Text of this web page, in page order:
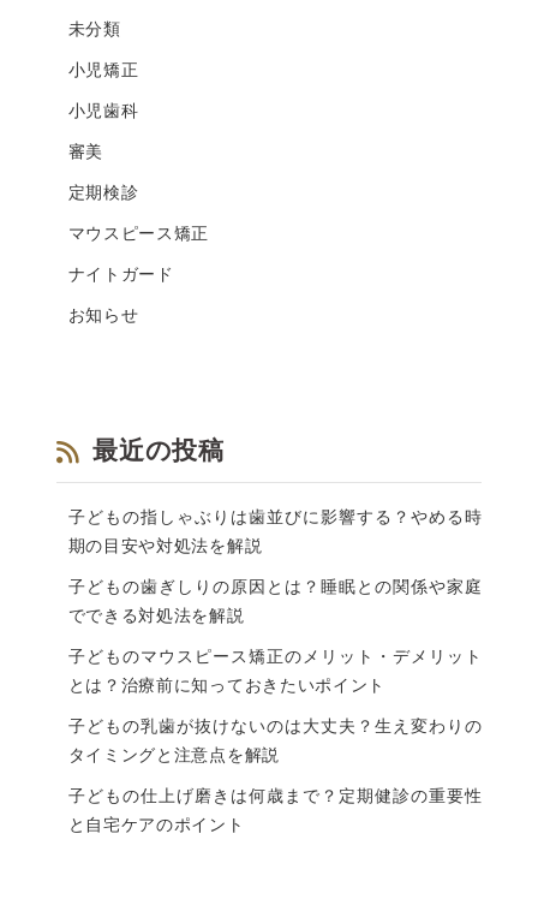
未分類
小児矯正
小児歯科
審美
定期検診
マウスピース矯正
ナイトガード
お知らせ
最近の投稿
子どもの指しゃぶりは歯並びに影響する？やめる時
期の目安や対処法を解説
子どもの歯ぎしりの原因とは？睡眠との関係や家庭
でできる対処法を解説
子どものマウスピース矯正のメリット・デメリット
とは？治療前に知っておきたいポイント
子どもの乳歯が抜けないのは大丈夫？生え変わりの
タイミングと注意点を解説
子どもの仕上げ磨きは何歳まで？定期健診の重要性
と自宅ケアのポイント